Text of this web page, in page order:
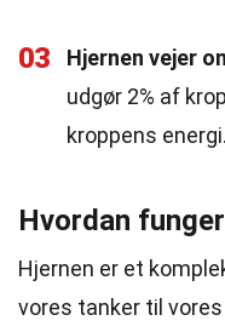
03 Hjernen vejer
udgør 2% af
kroppens energi.
Hvordan
Hjernen er et
vores tanker til